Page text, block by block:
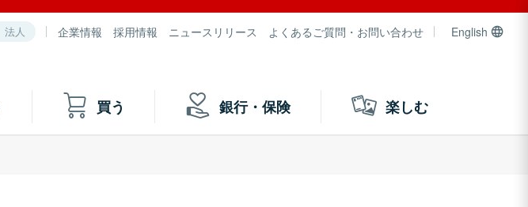
法人 企業情報 採用情報 ニュースリリース よくあるご質問・お問い合わせ English
買う 銀行・保険 楽しむ